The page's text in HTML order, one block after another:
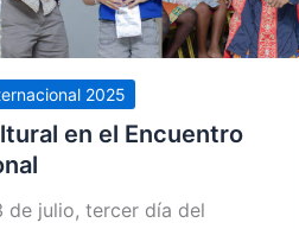
2025
en el Encuentro
de julio, tercer día del